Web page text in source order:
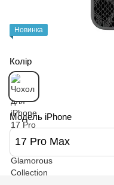
Новинка
Колір
Модель iPhone
17 Pro Max